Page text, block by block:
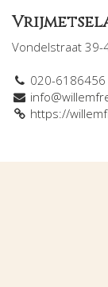
Vondelstraat 39-
020-6186456
https://